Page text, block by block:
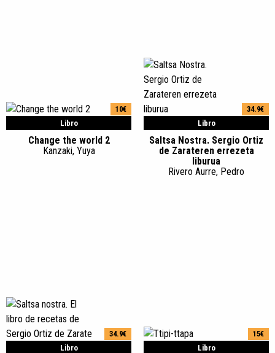
Libro
10€
Change the world 2
Kanzaki, Yuya
Libro
34.9€
Saltsa Nostra. Sergio Ortiz
de Zarateren errezeta
liburua
Rivero Aurre, Pedro
Libro
34.9€
Libro
15€